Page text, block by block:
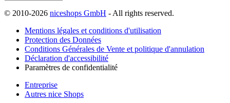
© 2010-2026 niceshops GmbH - All rights reserved.
Mentions légales et conditions d'utilisation
Protection des Données
Conditions Générales de Vente et politique d'annulation
Déclaration d'accessibilité
Paramètres de confidentialité
Entreprise
Autres nice Shops